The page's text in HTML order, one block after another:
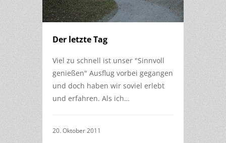
Der letzte Tag
Viel zu schnell ist unser "Sinnvoll
genießen" Ausflug vorbei gegangen
und doch haben wir soviel erlebt
und erfahren. Als ich…
20. Oktober 2011